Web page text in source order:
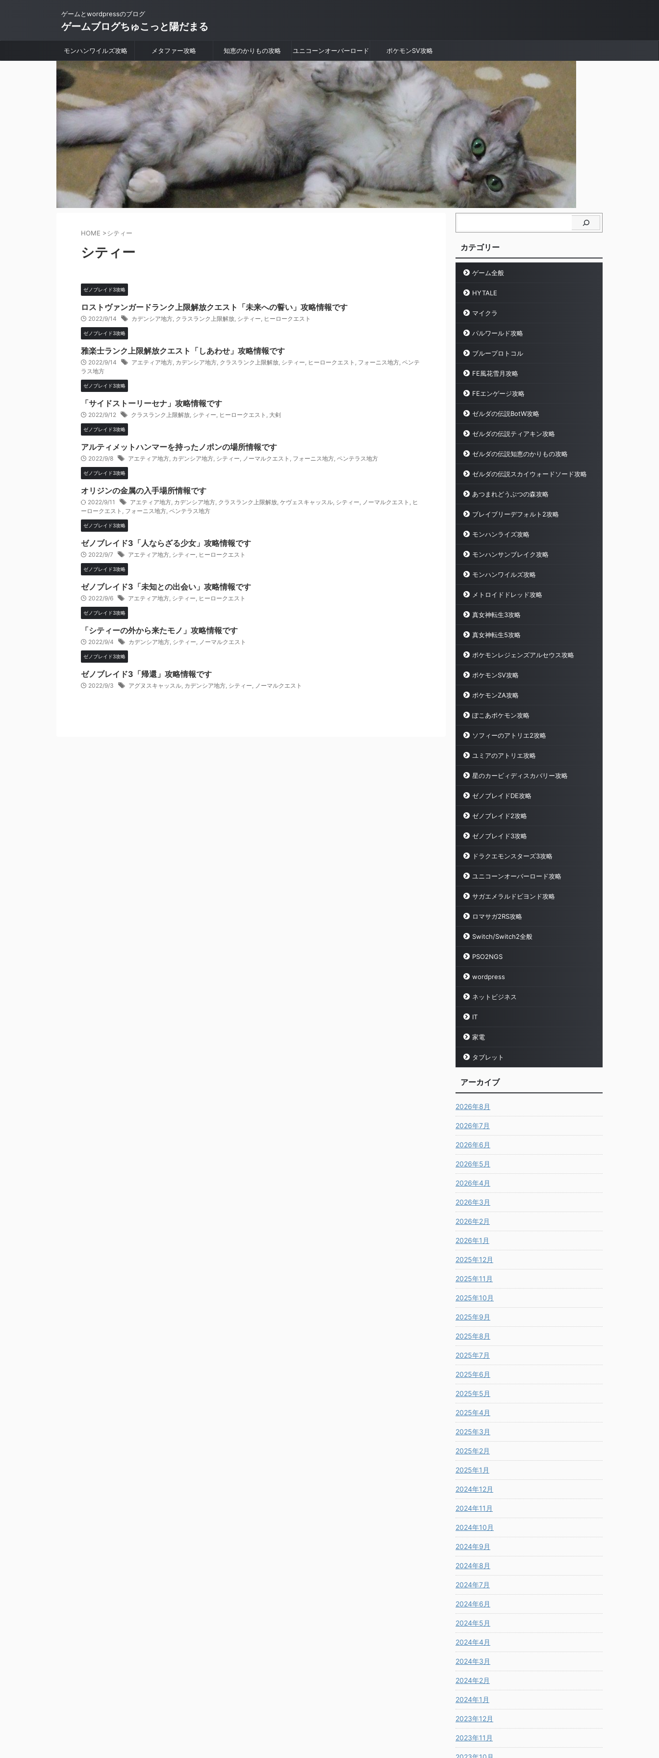
ゲームとwordpressのブログ
ゲームブログちゅこっと陽だまる
モンハンワイルズ攻略 メタファー攻略 知恵のかりもの攻略 ユニコーンオーバーロード ポケモンSV攻略
HOME >シティー
シティー
ゼノブレイド3攻略
ロストヴァンガードランク上限解放クエスト「未来への誓い」攻略情報です
2022/9/14 カデンシア地方, クラスランク上限解放, シティー, ヒーロークエスト
ゼノブレイド3攻略
雅楽士ランク上限解放クエスト「しあわせ」攻略情報です
2022/9/14 アエティア地方, カデンシア地方, クラスランク上限解放, シティー, ヒーロークエスト , フォーニス地方, ペンテ
ラス地方
ゼノブレイド3攻略
「サイドストーリーセナ」攻略情報です
2022/9/12 クラスランク上限解放, シティー, ヒーロークエスト , 大剣
ゼノブレイド3攻略
アルティメットハンマーを持ったノポンの場所情報です
2022/9/8 アエティア地方, カデンシア地方, シティー, ノーマルクエスト , フォーニス地方, ペンテラス地方
ゼノブレイド3攻略
オリジンの金属の入手場所情報です
2022/9/11 アエティア地方, カデンシア地方, クラスランク上限解放, ケヴェスキャッスル, シティー, ノーマルクエスト , ヒ
ーロークエスト , フォーニス地方, ペンテラス地方
ゼノブレイド3攻略
ゼノブレイド3「人ならざる少女」攻略情報です
2022/9/7 アエティア地方, シティー, ヒーロークエスト
ゼノブレイド3攻略
ゼノブレイド3「未知との出会い」攻略情報です
2022/9/6 アエティア地方, シティー, ヒーロークエスト
ゼノブレイド3攻略
「シティーの外から来たモノ」攻略情報です
2022/9/4 カデンシア地方, シティー, ノーマルクエスト
ゼノブレイド3攻略
ゼノブレイド3「帰還」攻略情報です
2022/9/3 アグヌスキャッスル, カデンシア地方, シティー, ノーマルクエスト
カテゴリー
ゲーム全般
HYTALE
マイクラ
パルワールド攻略
ブループロトコル
FE風花雪月攻略
FEエンゲージ攻略
ゼルダの伝説BotW攻略
ゼルダの伝説ティアキン攻略
ゼルダの伝説知恵のかりもの攻略
ゼルダの伝説スカイウォードソード攻略
あつまれどうぶつの森攻略
ブレイブリーデフォルト2攻略
モンハンライズ攻略
モンハンサンブレイク攻略
モンハンワイルズ攻略
メトロイドドレッド攻略
真女神転生3攻略
真女神転生5攻略
ポケモンレジェンズアルセウス攻略
ポケモンSV攻略
ポケモンZA攻略
ぽこあポケモン攻略
ソフィーのアトリエ2攻略
ユミアのアトリエ攻略
星のカービィディスカバリー攻略
ゼノブレイドDE攻略
ゼノブレイド2攻略
ゼノブレイド3攻略
ドラクエモンスターズ3攻略
ユニコーンオーバーロード攻略
サガエメラルドビヨンド攻略
ロマサガ2RS攻略
Switch/Switch2全般
PSO2NGS
wordpress
ネットビジネス
IT
家電
タブレット
アーカイブ
2026年8月
2026年7月
2026年6月
2026年5月
2026年4月
2026年3月
2026年2月
2026年1月
2025年12月
2025年11月
2025年10月
2025年9月
2025年8月
2025年7月
2025年6月
2025年5月
2025年4月
2025年3月
2025年2月
2025年1月
2024年12月
2024年11月
2024年10月
2024年9月
2024年8月
2024年7月
2024年6月
2024年5月
2024年4月
2024年3月
2024年2月
2024年1月
2023年12月
2023年11月